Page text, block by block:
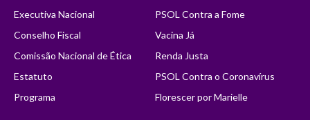
Executiva Nacional
Conselho Fiscal
Comissão Nacional de Ética
Estatuto
Programa
PSOL Contra a Fome
Vacina Já
Renda Justa
PSOL Contra o Coronavírus
Florescer por Marielle